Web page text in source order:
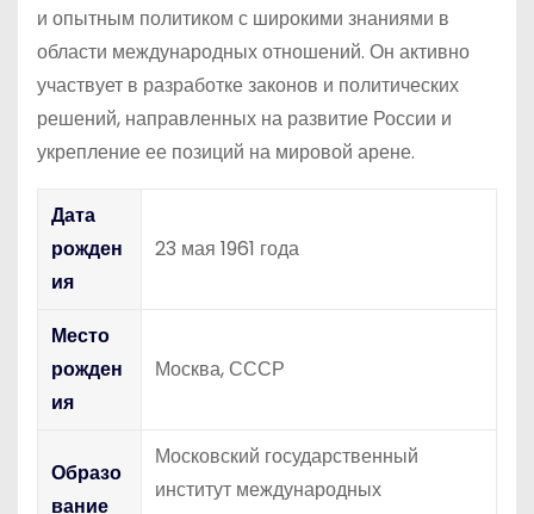
и опытным политиком с широкими знаниями в
области международных отношений. Он активно
участвует в разработке законов и политических
решений, направленных на развитие России и
укрепление ее позиций на мировой арене.
Дата
рожден
ия
23 мая 1961 года
Место
рожден
ия
Москва, СССР
Образо
вание
Московский государственный
институт международных